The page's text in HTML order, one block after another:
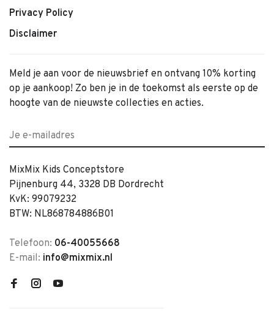
Privacy Policy
Disclaimer
Meld je aan voor de nieuwsbrief en ontvang 10% korting
op je aankoop! Zo ben je in de toekomst als eerste op de
hoogte van de nieuwste collecties en acties.
MixMix Kids Conceptstore
Pijnenburg 44, 3328 DB Dordrecht
KvK: 99079232
BTW: NL868784886B01
Telefoon: 06-40055668
E-mail: info@mixmix.nl